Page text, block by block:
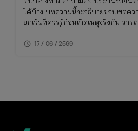
ได้บ้าง บทความนี้จะอธิบายขอบเขตคว
ยกเว้นที่ควรรู้ก่อนเกิดเหตุจริงกัน ว่า
ของคุณ
schedule 17 / 06 / 2569